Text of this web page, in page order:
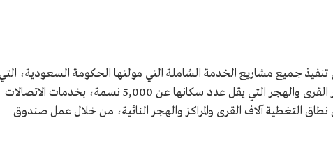
تنفيذ جميع مشاريع الخدمة الشاملة التي مولتها الحكومة السعودية، التي
وصل عددها إلى 14 مشروعًا، لتغطية سائر القرى والهجر التي يقل عدد سكانها عن 5,000 نسمة، بخدمات الاتصالات
حتى عام 2017م، وشمل نطاق التغطية آلاف القرى والمراكز والهجر النائية، من خلال عمل صندوق